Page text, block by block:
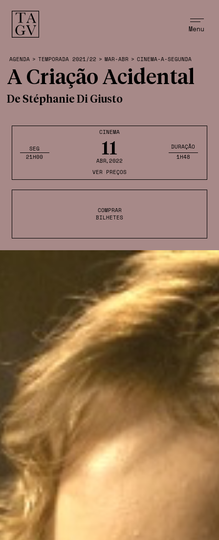
Menu
CINEMA
11
ABR,2022
SEG
21H00
DURAÇÃO
1H48
VER PREÇOS
COMPRAR
BILHETES
AGENDA > TEMPORADA 2021/22 > MAR-ABR > CINEMA-A-SEGUNDA
A Criação Acidental
De Stéphanie Di Giusto